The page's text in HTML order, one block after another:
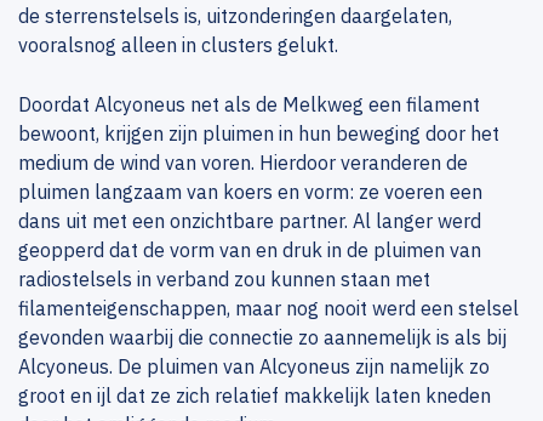
de sterrenstelsels is, uitzonderingen daargelaten,
vooralsnog alleen in clusters gelukt.
Doordat Alcyoneus net als de Melkweg een filament
bewoont, krijgen zijn pluimen in hun beweging door het
medium de wind van voren. Hierdoor veranderen de
pluimen langzaam van koers en vorm: ze voeren een
dans uit met een onzichtbare partner. Al langer werd
geopperd dat de vorm van en druk in de pluimen van
radiostelsels in verband zou kunnen staan met
filamenteigenschappen, maar nog nooit werd een stelsel
gevonden waarbij die connectie zo aannemelijk is als bij
Alcyoneus. De pluimen van Alcyoneus zijn namelijk zo
groot en ijl dat ze zich relatief makkelijk laten kneden